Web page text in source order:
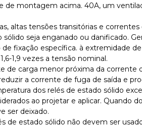
de montagem acima. 40A, um
altas tensões transitórias e
seja enganado ou danificado.
fixação específica. à extremidade
1,9 vezes a tensão nominal.
de carga menor próxima da
a corrente de fuga de saída e
dos relés de estado sólido
ao projetar e aplicar. Quando
ser deixado.
de estado sólido não devem ser